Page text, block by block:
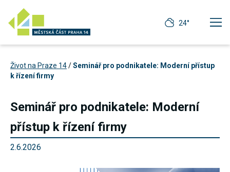
24°
Život na Praze 14/Seminář pro podnikatele: Moderní přístup
k řízení firmy
Seminář pro podnikatele: Moderní
přístup k řízení firmy
2.6.2026